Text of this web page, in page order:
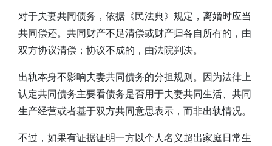
对于夫妻共同债务，依据《民法典》规定，离婚时应当
共同偿还。共同财产不足清偿或财产归各自所有的，由
双方协议清偿；协议不成的，由法院判决。
出轨本身不影响夫妻共同债务的分担规则。因为法律上
认定共同债务主要看债务是否用于夫妻共同生活、共同
生产经营或者基于双方共同意思表示，而非出轨情况。
不过，如果有证据证明一方以个人名义超出家庭日常生